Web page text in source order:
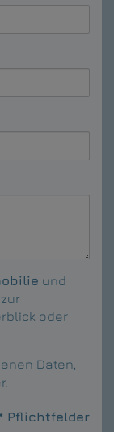
und
oder
Daten,
.
* Pflichtfelder